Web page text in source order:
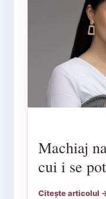
Machiaj
cui i se
Citește articolul